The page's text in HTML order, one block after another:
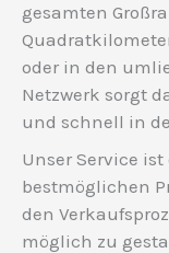
gesamten
oder in den
Netzwerk sorgt
und schnell in
Unser Service
bestmöglichen
den
möglich zu